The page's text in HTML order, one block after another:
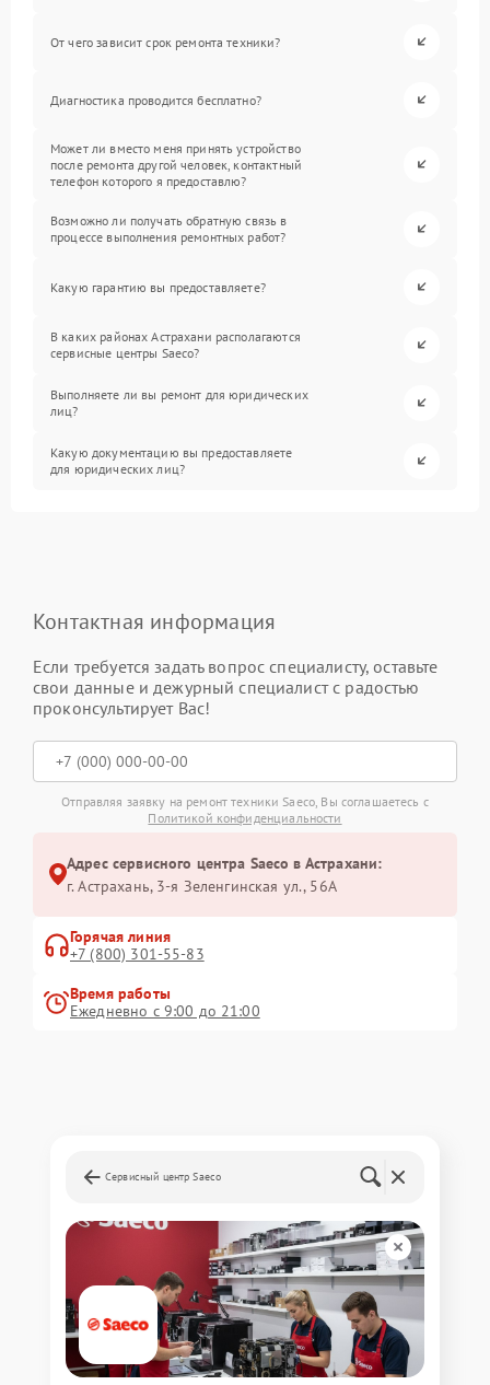
От чего зависит срок ремонта техники?
Диагностика проводится бесплатно?
Может ли вместо меня принять устройство
после ремонта другой человек, контактный
телефон которого я предоставлю?
Возможно ли получать обратную связь в
процессе выполнения ремонтных работ?
Какую гарантию вы предоставляете?
В каких районах Астрахани располагаются
сервисные центры Saeco?
Выполняете ли вы ремонт для юридических
лиц?
Какую документацию вы предоставляете
для юридических лиц?
Контактная информация
Если требуется задать вопрос специалисту, оставьте
свои данные и дежурный специалист с радостью
проконсультирует Вас!
Отправляя заявку на ремонт техники Saeco, Вы соглашаетесь с
Политикой конфиденциальности
Адрес сервисного центра Saeco в Астрахани:
г. Астрахань, 3-я Зеленгинская ул., 56А
Горячая линия
+7 (800) 301-55-83
Время работы
Ежедневно с 9:00 до 21:00
Сервисный центр Saeco